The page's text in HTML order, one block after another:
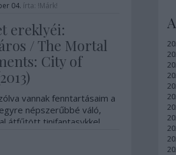
04. írta: !Márk!
ereklyéi:
/ The Mortal
City of
vannak fenntartásaim a
népszerűbbé váló,
átfűtött tinifantasykkel